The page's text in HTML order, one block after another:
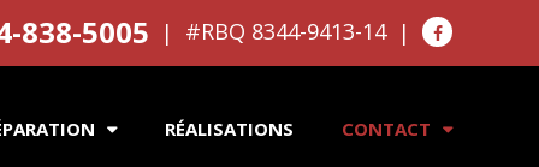
838-5005 #RBQ 8344-9413-14
RÉALISATIONS CONTACT